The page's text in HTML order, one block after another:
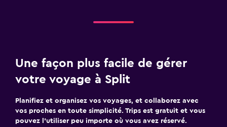
Une façon plus facile de gérer
votre voyage à Split
Planifiez et organisez vos voyages, et collaborez avec
vos proches en toute simplicité. Trips est gratuit et vous
pouvez l’utiliser peu importe où vous avez réservé.